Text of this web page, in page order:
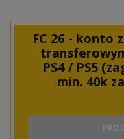
FC 26 - konto
PS4 / PS5
min. 40k